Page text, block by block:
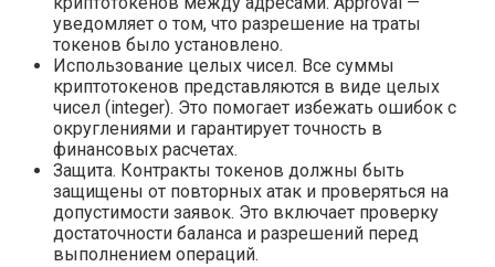
уведомляет о том, что разрешение на траты
токенов было установлено.
Использование целых чисел. Все суммы
криптотокенов представляются в виде целых
чисел (integer). Это помогает избежать ошибок с
округлениями и гарантирует точность в
финансовых расчетах.
Защита. Контракты токенов должны быть
защищены от повторных атак и проверяться на
допустимости заявок. Это включает проверку
достаточности баланса и разрешений перед
выполнением операций.